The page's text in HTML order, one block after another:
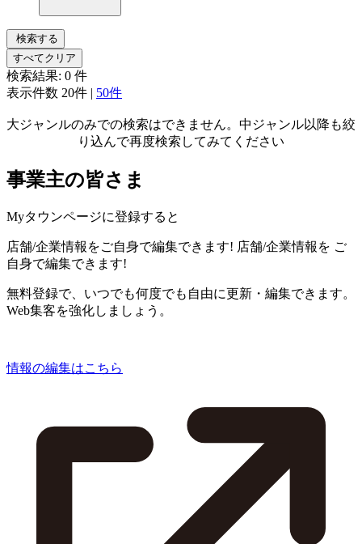
検索する
すべてクリア
検索結果: 0 件
表示件数 20件 | 50件
大ジャンルのみでの検索はできません。中ジャンル以降も絞
り込んで再度検索してみてください
事業主の皆さま
Myタウンページに登録すると
店舗/企業情報をご自身で編集できます! 店舗/企業情報を ご
自身で編集できます!
無料登録で、いつでも何度でも自由に更新・編集できます。
Web集客を強化しましょう。
情報の編集はこちら